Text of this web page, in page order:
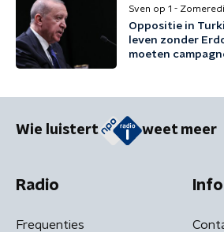
Sven op 1 -
Oppositie in
leven zonder
moeten
Wie luistert weet meer
Radio
Frequenties
Info